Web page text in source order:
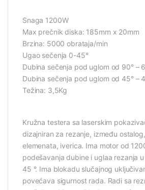
Snaga 1200W
Max prečnik diska: 185mm x 20mm
Brzina: 5000 obrataja/min
Ugao sečenja 0-45°
Dubina sečenja pod uglom od 90° –
Dubina sečenja pod uglom od 45° –
Težina: 3,5Kg
Kružna testera sa laserskim
dizajniran za rezanje, između
elemenata, iverica. Ima motor od
podešavanja dubine i uglaa rezanja
45 °. Ima blokadu slučajnog
povećava sigurnost rada. Radi sa